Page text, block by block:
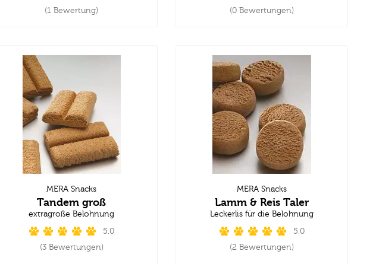
(1 Bewertung)
(0 Bewertungen)
MERA Snacks
Tandem groß
extragroße Belohnung
5.0
(3 Bewertungen)
MERA Snacks
Lamm & Reis Taler
Leckerlis für die Belohnung
5.0
(2 Bewertungen)